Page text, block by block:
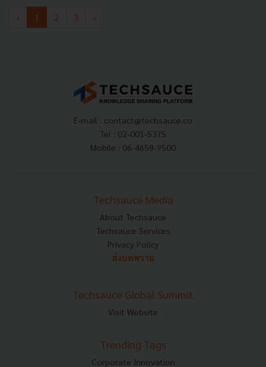
‹ 1 2 3 ›
E-mail : contact@techsauce.co
Tel : 02-001-5375
Mobile : 06-4658-9500
Techsauce Media
About Techsauce
Techsauce Services
Privacy Policy
ส่งบทความ
Techsauce Global Summit
Visit Website
Trending Tags
Corporate Innovation